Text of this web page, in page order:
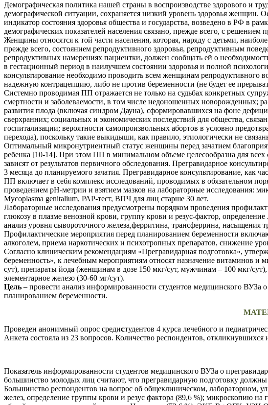
Демографическая политика нашей страны в воспроизводстве здорового и
демографической ситуации, сохраняется низкий уровень здоровья женщин.
индикатор состояния здоровья общества и государства, возведено в РФ в
демографических показателей населения связано, прежде всего, с
Женщины относятся к той части населения, которая, наряду с детьми,
прежде всего, состоянием репродуктивного здоровья, репродуктивным
репродуктивных намерениях пациентки, должен сообщать ей о
в гестационный период в наилучшем состоянии здоровья и полной
консультирование необходимо проводить всем женщинам репродуктивного
надежную контрацепцию, либо не против беременности (не будет ее
Системно проводимая ПП отражается не только на судьбах конкретных
смертности и заболеваемости, в том числе недоношенных новорожденных;
развития плода (включая синдром Дауна), сформировавшихся на фоне
сверхранних; социальных и экономических последствий для общества,
госпитализации; вероятности самопроизвольных абортов в условно
перехода), поскольку такие выкидыши, как правило, этиологически не
Оптимальный микронутриентный статус женщины перед зачатием
ребенка [10-14]. При этом ПП в минимальном объеме целесообразна для
зависят от результатов первичного обследования. Прегравидарное
3 месяца до планируемого зачатия. Прегравидарное консультирование, как
ПП включает в себя комплекс исследований, проводимых в обязательном
проведением рН-метрии и взятием мазков на лабораторные исследования:
Mycoplasma genitalium, РАР-тест, ВПЧ для лиц старше 30 лет.
Лабораторные исследования предусмотрены порядком проведения
глюкозу в плазме венозной крови, группу крови и резус-фактор,
анализ уровня сывороточного железа,ферритина, трансферрина, насыщения
Профилактические мероприятия перед планированием беременности
алкоголем, приема наркотических и психотропных препаратов, снижение
Согласно клиническим рекомендациям «Прегравидарная подготовка»,
беременность», к лечебным мероприятиям относят назначение витаминов и
сут), препараты йода (женщинам в дозе 150 мкг/сут, мужчинам – 100 мкг/
элементарное железо (30-60 мг/сут).
Цель –провести анализ информированности студентов медицинского ВУЗа о
планированием беременности.
Проведен анонимный опрос средис.студентов 4 курса лечебного и
Анкета состояла из 23 вопросов. Количество респондентов,
Показатель информированности студентов медицинского ВУЗа о
большинство молодых лиц считают, что прегравидарную подготовку должны
Большинство респондентов на вопрос об общеклиническом,
желез, определение группы крови и резус фактора (89,6 %); микроскопию